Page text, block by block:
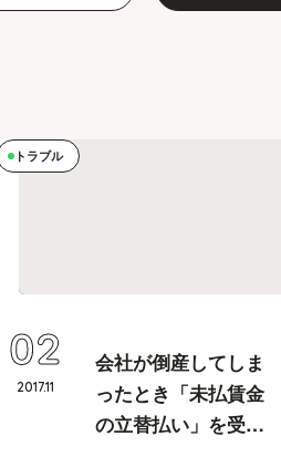
トラブル
会社が倒産してしま
ったとき「未払賃金
の立替払い」を受け
2017.11
02